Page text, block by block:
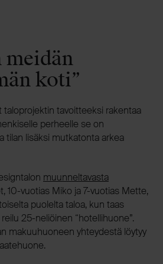
meidän
koti”
taloprojektin tavoitteeksi rakentaa
perheelle se on
tilan lisäksi mutkatonta arkea
muunneltavasta
10-vuotias Miko ja 7-vuotias Mette,
puolelta taloa, kun taas
25-neliöinen “hotellihuone”.
makuuhuoneen yhteydestä löytyy